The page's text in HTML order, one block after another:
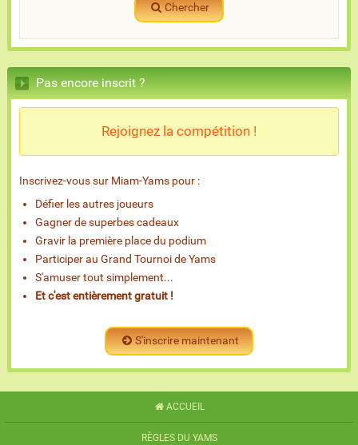
Chercher
Pas encore inscrit ?
Rejoignez la compétition !
Inscrivez-vous sur Miam-Yams pour :
Défier les autres joueurs
Gagner de superbes cadeaux
Gravir la première place du podium
Participer au Grand Tournoi de Yams
S'amuser tout simplement...
Et c'est entièrement gratuit !
S'inscrire maintenant
ACCUEIL
RÈGLES DU YAMS